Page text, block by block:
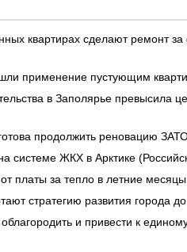
квартирах сделают ремонт
применение пустующим
в Заполярье превысила
продолжить реновацию
системе ЖКХ в Арктике
платы за тепло в летние месяцы
стратегию развития города
и привести к